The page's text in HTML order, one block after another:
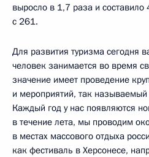
выросло в 1,7 раза и
с 261.
Для развития туризма сегодня
человек занимается во время
значение имеет проведение
и мероприятий, так
Каждый год у нас появляются
в течение лета, мы проводим
в местах массового отдыха
как фестиваль в Херсонесе,